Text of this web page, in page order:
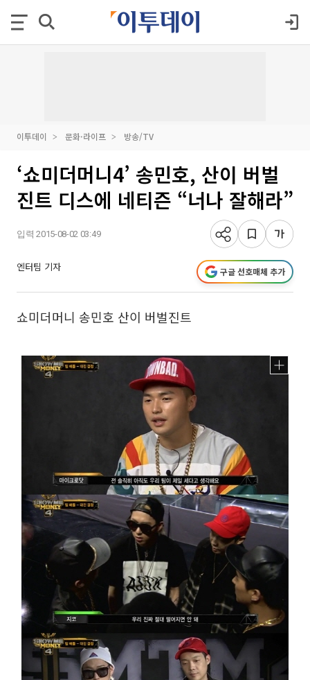
이투데이 문화·라이프 방송/TV
‘쇼미더머니4’ 송민호, 산이 버벌
진트 디스에 네티즌 “너나 잘해라”
입력 2015-08-02 03:49
엔터팀 기자 구글 선호매체 추가
쇼미더머니 송민호 산이 버벌진트